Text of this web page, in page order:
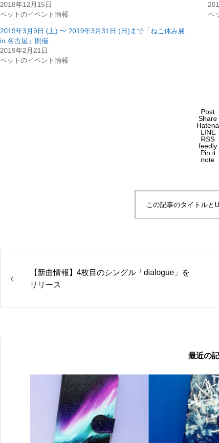
2018年12月15日
ペットのイベント情報
ペ
2019年3月9日 (土) 〜 2019年3月31日 (日)まで「ねこ休み展
in 名古屋」開催
2019年2月21日
ペットのイベント情報
Post
Share
Hatena
LINE
RSS
feedly
Pin it
note
この記事のタイトルと
【新曲情報】4枚目のシングル「dialogue」を
リリース
最近の